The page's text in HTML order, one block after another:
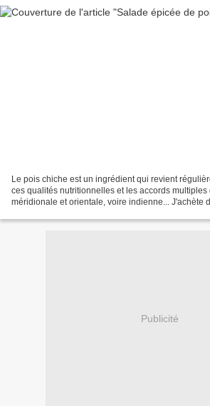
Le pois chiche est un ingrédient qui revient
ces qualités nutritionnelles et les accords multiples
méridionale et orientale, voire indienne... J'achète
Publicité